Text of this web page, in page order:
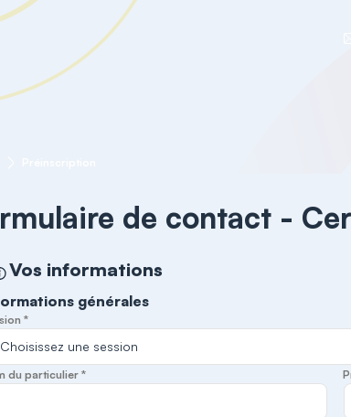
de contact -
Vos informations
générales
*
du particulier *